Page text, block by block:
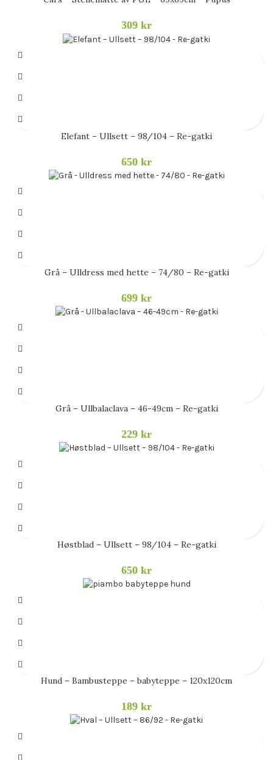
309 kr
Elefant – Ullsett – 98/104 – Re-gatki
650 kr
Grå – Ulldress med hette – 74/80 – Re-gatki
699 kr
Grå – Ullbalaclava – 46-49cm – Re-gatki
229 kr
Høstblad – Ullsett – 98/104 – Re-gatki
650 kr
Hund – Bambusteppe – babyteppe – 120x120cm
189 kr